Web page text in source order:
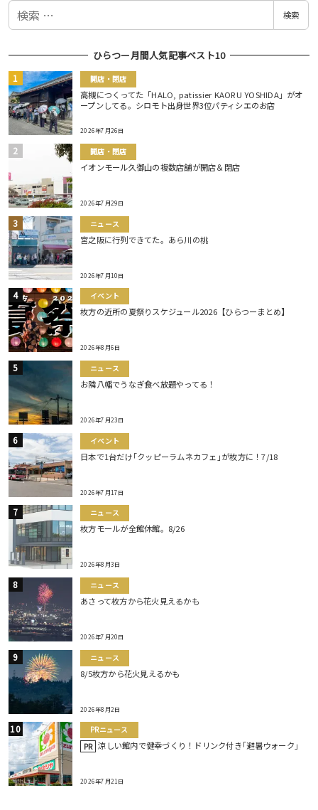
検
検索
ひらつー月間人気記事ベスト10
開店・閉店
高槻につくってた「HALO, patissier KAORU YOSHIDA」がオ
ープンしてる。シロモト出身世界3位パティシエのお店
2026年7月26日
開店・閉店
イオンモール久御山の複数店舗が開店＆閉店
2026年7月29日
ニュース
宮之阪に行列できてた。あら川の桃
2026年7月10日
イベント
枚方の近所の夏祭りスケジュール2026【ひらつーまとめ】
2026年8月6日
ニュース
お隣八幡でうなぎ食べ放題やってる！
2026年7月23日
イベント
日本で1台だけ｢クッピーラムネカフェ｣が枚方に！7/18
2026年7月17日
ニュース
枚方モールが全館休館。8/26
2026年8月3日
ニュース
あさって枚方から花火見えるかも
2026年7月20日
ニュース
8/5枚方から花火見えるかも
2026年8月2日
PRニュース
PR 涼しい館内で健幸づくり！ドリンク付き｢避暑ウォーク｣
2026年7月21日